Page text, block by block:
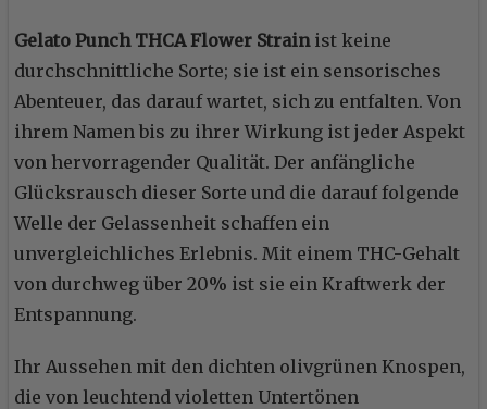
Gelato Punch THCA Flower Strainist keine
durchschnittliche Sorte; sie ist ein sensorisches
Abenteuer, das darauf wartet, sich zu entfalten. Von
ihrem Namen bis zu ihrer Wirkung ist jeder Aspekt
von hervorragender Qualität. Der anfängliche
Glücksrausch dieser Sorte und die darauf folgende
Welle der Gelassenheit schaffen ein
unvergleichliches Erlebnis. Mit einem THC-Gehalt
von durchweg über 20% ist sie ein Kraftwerk der
Entspannung.
Ihr Aussehen mit den dichten olivgrünen Knospen,
die von leuchtend violetten Untertönen